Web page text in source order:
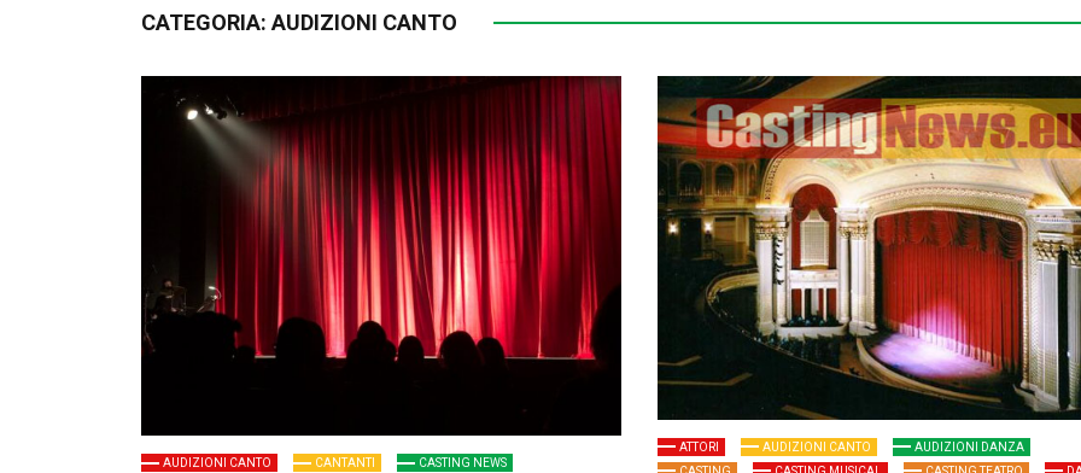
CATEGORIA: AUDIZIONI CANTO
AUDIZIONI CANTO CANTANTI
CASTING NEWS
ATTORI AUDIZIONI CANTO
AUDIZIONI DANZA